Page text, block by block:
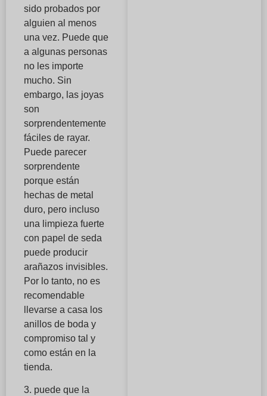
sido probados por
alguien al menos
una vez. Puede que
a algunas personas
no les importe
mucho. Sin
embargo, las joyas
son
sorprendentemente
fáciles de rayar.
Puede parecer
sorprendente
porque están
hechas de metal
duro, pero incluso
una limpieza fuerte
con papel de seda
puede producir
arañazos invisibles.
Por lo tanto, no es
recomendable
llevarse a casa los
anillos de boda y
compromiso tal y
como están en la
tienda.
3. puede que la